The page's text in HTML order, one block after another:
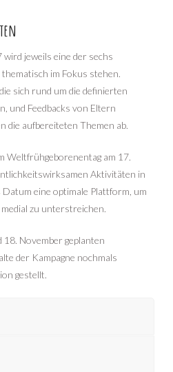
jeweils eine der sechs
im Fokus stehen.
sich rund um die definierten
und Feedbacks von Eltern
die aufbereiteten Themen ab.
Weltfrühgeborenentag am 17.
Aktivitäten in
eine optimale Plattform, um
zu unterstreichen.
18. November geplanten
der Kampagne nochmals
gestellt.